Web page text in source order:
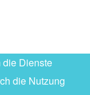
die Dienste
die Nutzung